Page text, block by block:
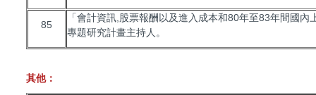
85
「會計資訊,股票報酬以及進入成本和80年至83年間國
專題研究計畫主持人。
其他：